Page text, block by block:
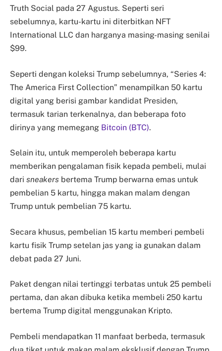
Truth Social pada 27 Agustus. Seperti seri
sebelumnya, kartu-kartu ini diterbitkan NFT
International LLC dan harganya masing-masing senilai
$99.
Seperti dengan koleksi Trump sebelumnya, “Series 4:
The America First Collection” menampilkan 50 kartu
digital yang berisi gambar kandidat Presiden,
termasuk tarian terkenalnya, dan beberapa foto
dirinya yang memegang Bitcoin (BTC).
Selain itu, untuk memperoleh beberapa kartu
memberikan pengalaman fisik kepada pembeli, mulai
dari sneakers bertema Trump berwarna emas untuk
pembelian 5 kartu, hingga makan malam dengan
Trump untuk pembelian 75 kartu.
Secara khusus, pembelian 15 kartu memberi pembeli
kartu fisik Trump setelan jas yang ia gunakan dalam
debat pada 27 Juni.
Paket dengan nilai tertinggi terbatas untuk 25 pembeli
pertama, dan akan dibuka ketika membeli 250 kartu
bertema Trump digital menggunakan Kripto.
Pembeli mendapatkan 11 manfaat berbeda, termasuk